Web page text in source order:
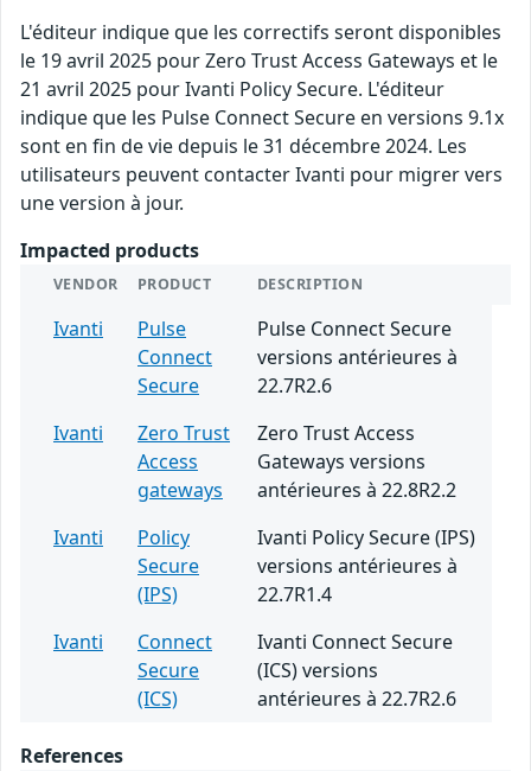
L'éditeur indique que les correctifs seront disponibles
le 19 avril 2025 pour Zero Trust Access Gateways et le
21 avril 2025 pour Ivanti Policy Secure. L'éditeur
indique que les Pulse Connect Secure en versions 9.1x
sont en fin de vie depuis le 31 décembre 2024. Les
utilisateurs peuvent contacter Ivanti pour migrer vers
une version à jour.
Impacted products
VENDOR PRODUCT DESCRIPTION
Ivanti
Pulse
Connect
Secure
Pulse Connect Secure
versions antérieures à
22.7R2.6
Ivanti
Zero Trust
Access
gateways
Zero Trust Access
Gateways versions
antérieures à 22.8R2.2
Ivanti
Policy
Secure
(IPS)
Ivanti Policy Secure (IPS)
versions antérieures à
22.7R1.4
Ivanti
Connect
Secure
(ICS)
Ivanti Connect Secure
(ICS) versions
antérieures à 22.7R2.6
References